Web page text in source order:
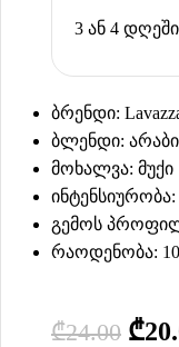
3 ან 4 დღეში
ბრენდი:
ბლენდი:
მოხალვა: მუქი
ინტენსიურობა:
გემოს
რაოდენობა:
₾24.00 ₾